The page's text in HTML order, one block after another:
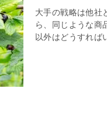
大手の戦略は他社
ら、同じような商
以外はどうすれ